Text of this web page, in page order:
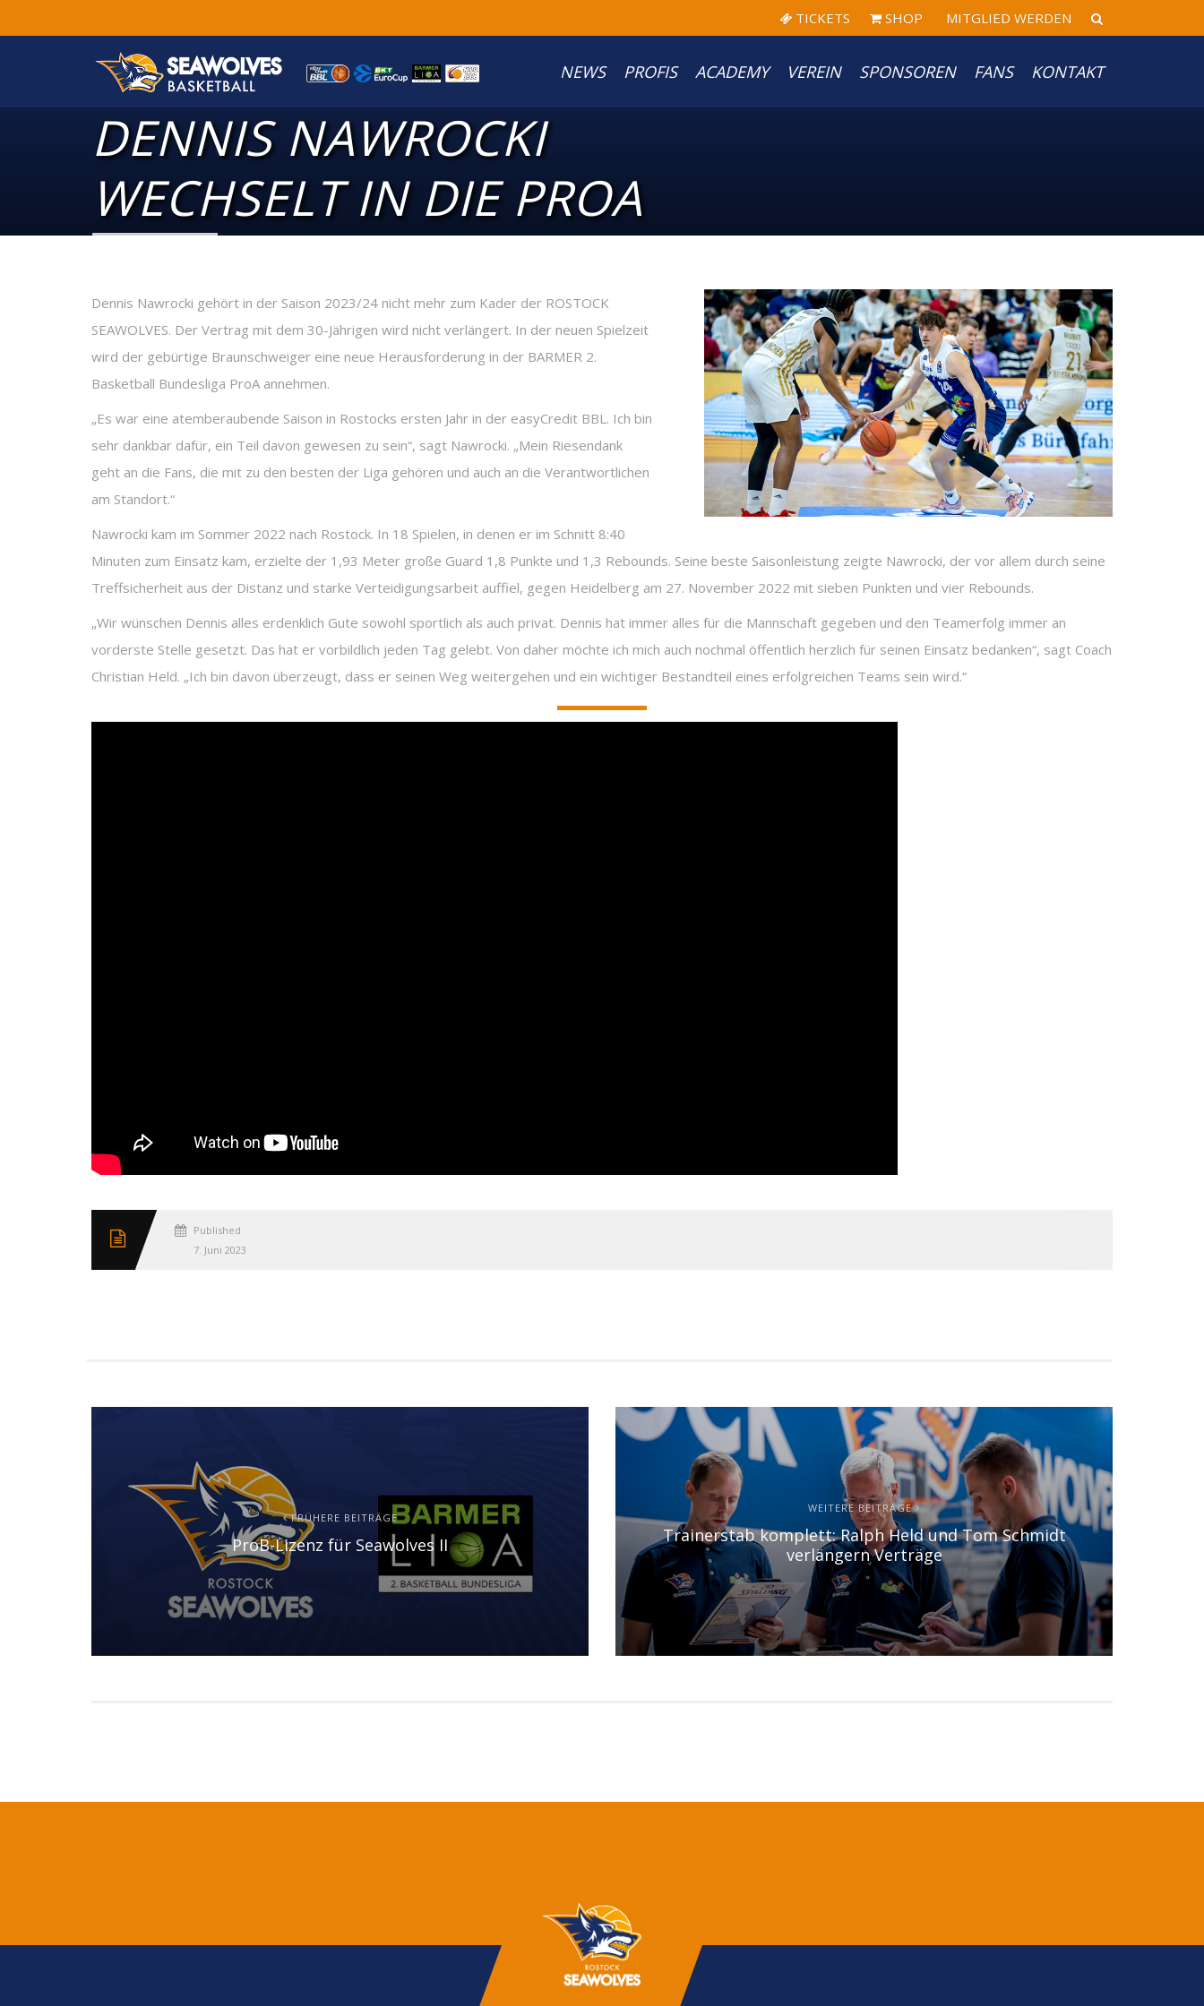
TICKETS SHOP MITGLIED WERDEN
NEWS PROFIS ACADEMY VEREIN SPONSOREN FANS KONTAKT
DENNIS NAWROCKI
WECHSELT IN DIE PROA
Dennis Nawrocki gehört in der Saison 2023/24 nicht mehr zum Kader der ROSTOCK
SEAWOLVES. Der Vertrag mit dem 30-Jährigen wird nicht verlängert. In der neuen Spielzeit
wird der gebürtige Braunschweiger eine neue Herausforderung in der BARMER 2.
Basketball Bundesliga ProA annehmen.
„Es war eine atemberaubende Saison in Rostocks ersten Jahr in der easyCredit BBL. Ich bin
sehr dankbar dafür, ein Teil davon gewesen zu sein“, sagt Nawrocki. „Mein Riesendank
geht an die Fans, die mit zu den besten der Liga gehören und auch an die Verantwortlichen
am Standort.“
Nawrocki kam im Sommer 2022 nach Rostock. In 18 Spielen, in denen er im Schnitt 8:40
Minuten zum Einsatz kam, erzielte der 1,93 Meter große Guard 1,8 Punkte und 1,3 Rebounds. Seine beste Saisonleistung zeigte Nawrocki, der vor allem durch seine
Treffsicherheit aus der Distanz und starke Verteidigungsarbeit auffiel, gegen Heidelberg am 27. November 2022 mit sieben Punkten und vier Rebounds.
„Wir wünschen Dennis alles erdenklich Gute sowohl sportlich als auch privat. Dennis hat immer alles für die Mannschaft gegeben und den Teamerfolg immer an
vorderste Stelle gesetzt. Das hat er vorbildlich jeden Tag gelebt. Von daher möchte ich mich auch nochmal öffentlich herzlich für seinen Einsatz bedanken“, sagt Coach
Christian Held. „Ich bin davon überzeugt, dass er seinen Weg weitergehen und ein wichtiger Bestandteil eines erfolgreichen Teams sein wird.“
Published
7. Juni 2023
FRÜHERE BEITRÄGE
ProB-Lizenz für Seawolves II
WEITERE BEITRÄGE
Trainerstab komplett: Ralph Held und Tom Schmidt
verlängern Verträge